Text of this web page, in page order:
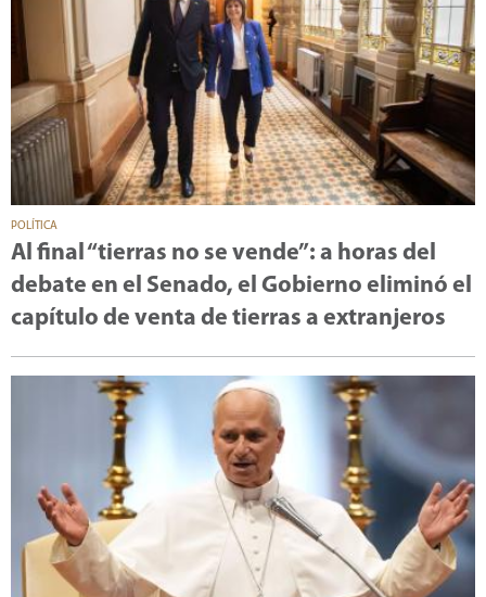
POLÍTICA
Al final “tierras no se vende”: a horas del
debate en el Senado, el Gobierno eliminó el
capítulo de venta de tierras a extranjeros